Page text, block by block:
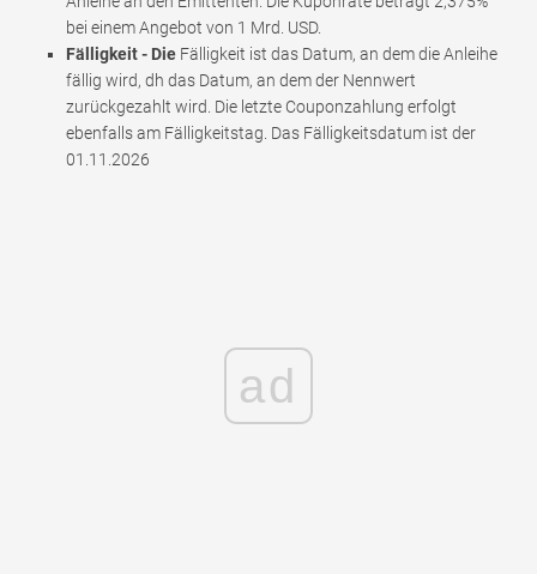
bei einem Angebot von 1 Mrd. USD.
Fälligkeit - Die Fälligkeit ist das Datum, an dem die Anleihe
fällig wird, dh das Datum, an dem der Nennwert
zurückgezahlt wird. Die letzte Couponzahlung erfolgt
ebenfalls am Fälligkeitstag. Das Fälligkeitsdatum ist der
01.11.2026
ad